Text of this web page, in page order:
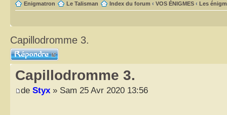
Enigmatron Le Talisman Index du forum ‹ VOS ÉNIGMES ‹ Les
Capillodromme 3.
Répondre
Capillodromme 3.
de Styx » Sam 25 Avr 2020 13:56